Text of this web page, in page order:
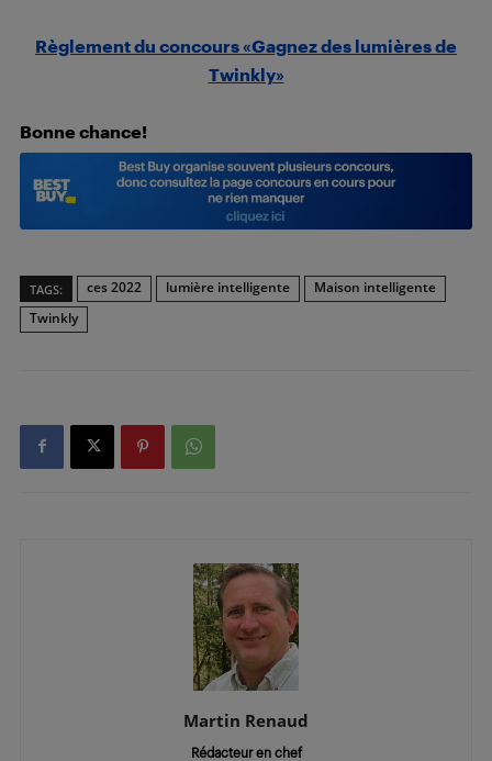
Règlement du concours «Gagnez des lumières de
Twinkly»
Bonne chance!
TAGS: ces 2022 lumière intelligente
Maison intelligente
Twinkly
Martin Renaud
Rédacteur en chef